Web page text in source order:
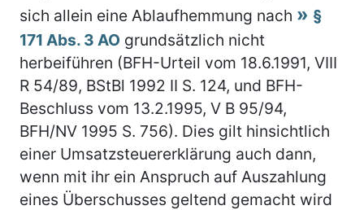
sich allein eine Ablaufhemmung nach
§
171 Abs. 3 AO grundsätzlich nicht
herbeiführen (BFH-Urteil vom 18.6.1991, VIII
R 54/89, BStBl 1992 II S. 124, und BFH-
Beschluss vom 13.2.1995, V B 95/94,
BFH/NV 1995 S. 756). Dies gilt hinsichtlich
einer Umsatzsteuererklärung auch dann,
wenn mit ihr ein Anspruch auf Auszahlung
eines Überschusses geltend gemacht wird